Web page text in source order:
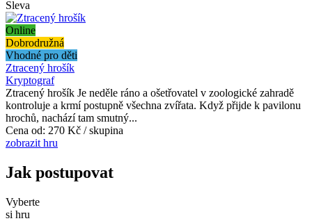
Sleva
Online
Dobrodružná
Vhodné pro děti
Ztracený hrošík
Kryptograf
Ztracený hrošík Je neděle ráno a ošetřovatel v zoologické zahradě
kontroluje a krmí postupně všechna zvířata. Když přijde k pavilonu
hrochů, nachází tam smutný...
Cena od: 270 Kč / skupina
zobrazit hru
Jak postupovat
Vyberte
si hru